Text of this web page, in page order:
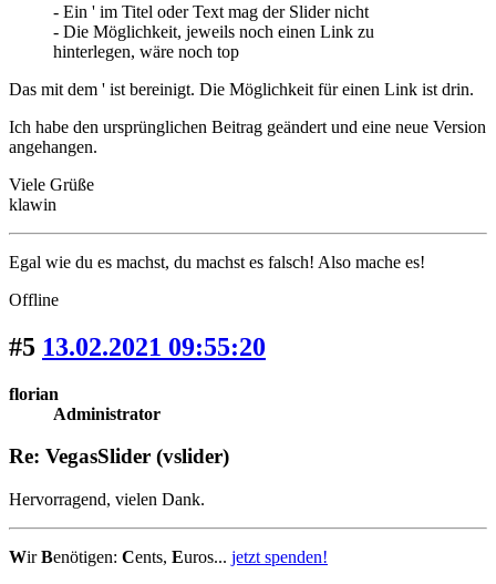
- Ein ' im Titel oder Text mag der Slider nicht
- Die Möglichkeit, jeweils noch einen Link zu
hinterlegen, wäre noch top
Das mit dem ' ist bereinigt. Die Möglichkeit für einen Link ist drin.
Ich habe den ursprünglichen Beitrag geändert und eine neue Version
angehangen.
Viele Grüße
klawin
Egal wie du es machst, du machst es falsch! Also mache es!
Offline
#5 13.02.2021 09:55:20
florian
Administrator
Re: VegasSlider (vslider)
Hervorragend, vielen Dank.
WirBenötigen: Cents, Euros... jetzt spenden!